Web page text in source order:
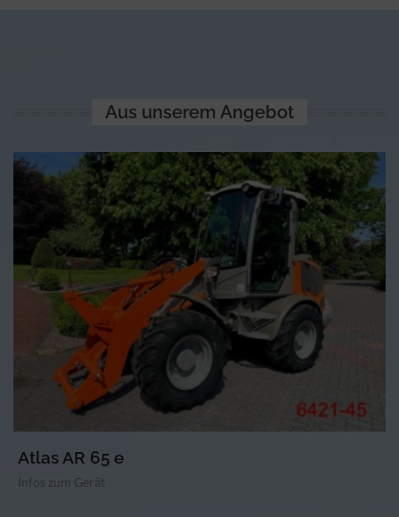
Aus unserem Angebot
Atlas AR 65 e
Infos zum Gerät